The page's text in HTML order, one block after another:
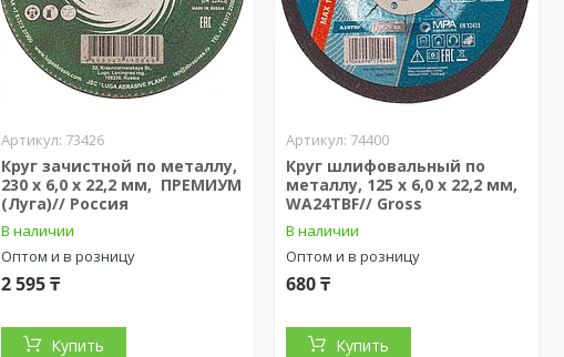
73426
Круг зачистной по металлу,
230 х 6,0 х 22,2 мм, ПРЕМИУМ
(Луга)// Россия
В наличии
Оптом и в розницу
2 595 ₸
Купить
74400
Круг шлифовальный по
металлу, 125 х 6,0 х 22,2 мм,
WA24TBF// Gross
В наличии
Оптом и в розницу
680 ₸
Купить